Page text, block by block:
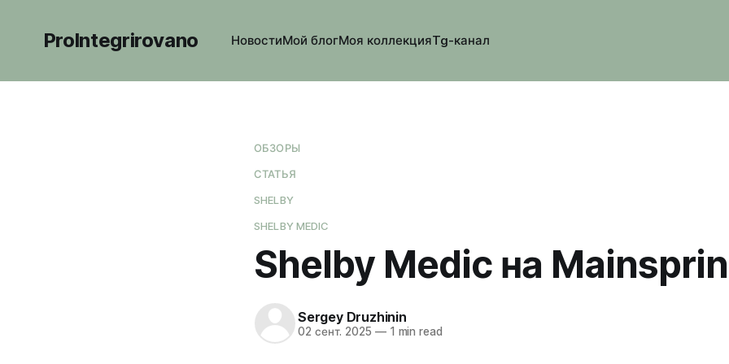
ProIntegrirovano НовостиМой блогМоя коллекцияTg-канал
ОБЗОРЫ
СТАТЬЯ
SHELBY
SHELBY MEDIC
Shelby Medic на
Sergey Druzhinin
02 сент. 2025 —1 min read